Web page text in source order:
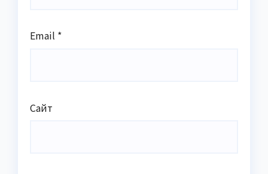
Email *
Сайт